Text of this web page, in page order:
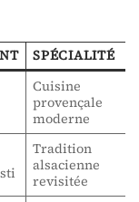
SPÉCIALITÉ
Cuisine
provençale
moderne
Tradition
alsacienne
revisitée